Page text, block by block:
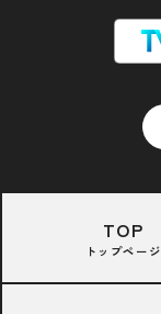
TOP
トップページ